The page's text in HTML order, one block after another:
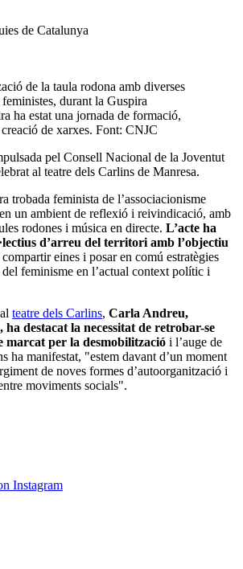
de Catalunya
ha estat una jornada de formació,
de xarxes. Font: CNJC
pel Consell Nacional de la Joventut
al teatre dels Carlins de Manresa.
trobada feminista de l’associacionisme
un ambient de reflexió i reivindicació, amb
rodones i música en directe. L’acte ha
d’arreu del territori amb l’objectiu
compartir eines i posar en comú estratègies
feminisme en l’actual context polític i
teatre dels Carlins, Carla Andreu,
destacat la necessitat de retrobar-se
marcat per la desmobilització i l’auge de
ha manifestat, "estem davant d’un moment
de noves formes d’autoorganització i
moviments socials".
Instagram